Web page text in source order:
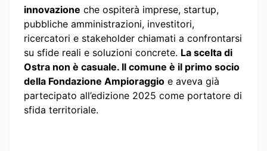
innovazione che ospiterà imprese, startup,
pubbliche amministrazioni, investitori,
ricercatori e stakeholder chiamati a confrontarsi
su sfide reali e soluzioni concrete. La scelta di
Ostra non è casuale. Il comune è il primo socio
della Fondazione Ampioraggio e aveva già
partecipato all’edizione 2025 come portatore di
sfida territoriale.